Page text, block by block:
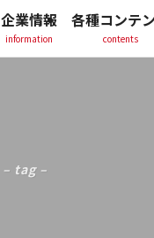
– tag –
企業情報
information
各種コンテ
contents